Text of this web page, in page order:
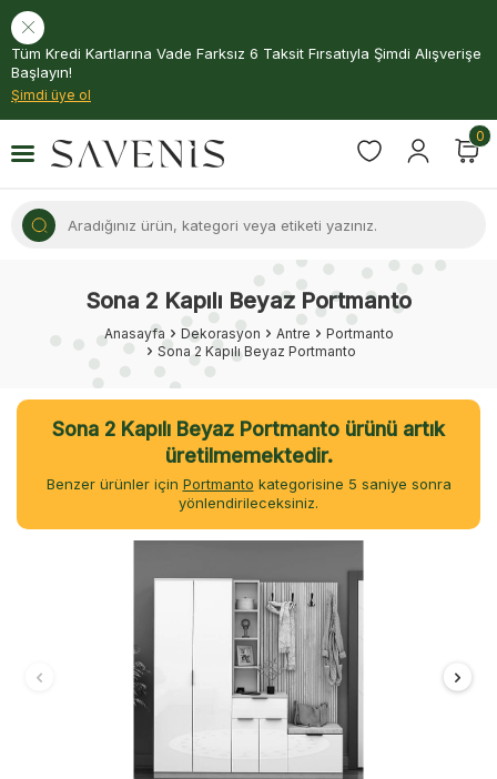
Tüm Kredi Kartlarına Vade Farksız 6 Taksit Fırsatıyla Şimdi Alışverişe
Başlayın!
Şimdi üye ol
0
Sona 2 Kapılı Beyaz Portmanto
Anasayfa Dekorasyon Antre
Portmanto
Sona 2 Kapılı Beyaz Portmanto
Sona 2 Kapılı Beyaz Portmanto ürünü artık
üretilmemektedir.
Benzer ürünler için Portmanto kategorisine 5 saniye sonra
yönlendirileceksiniz.